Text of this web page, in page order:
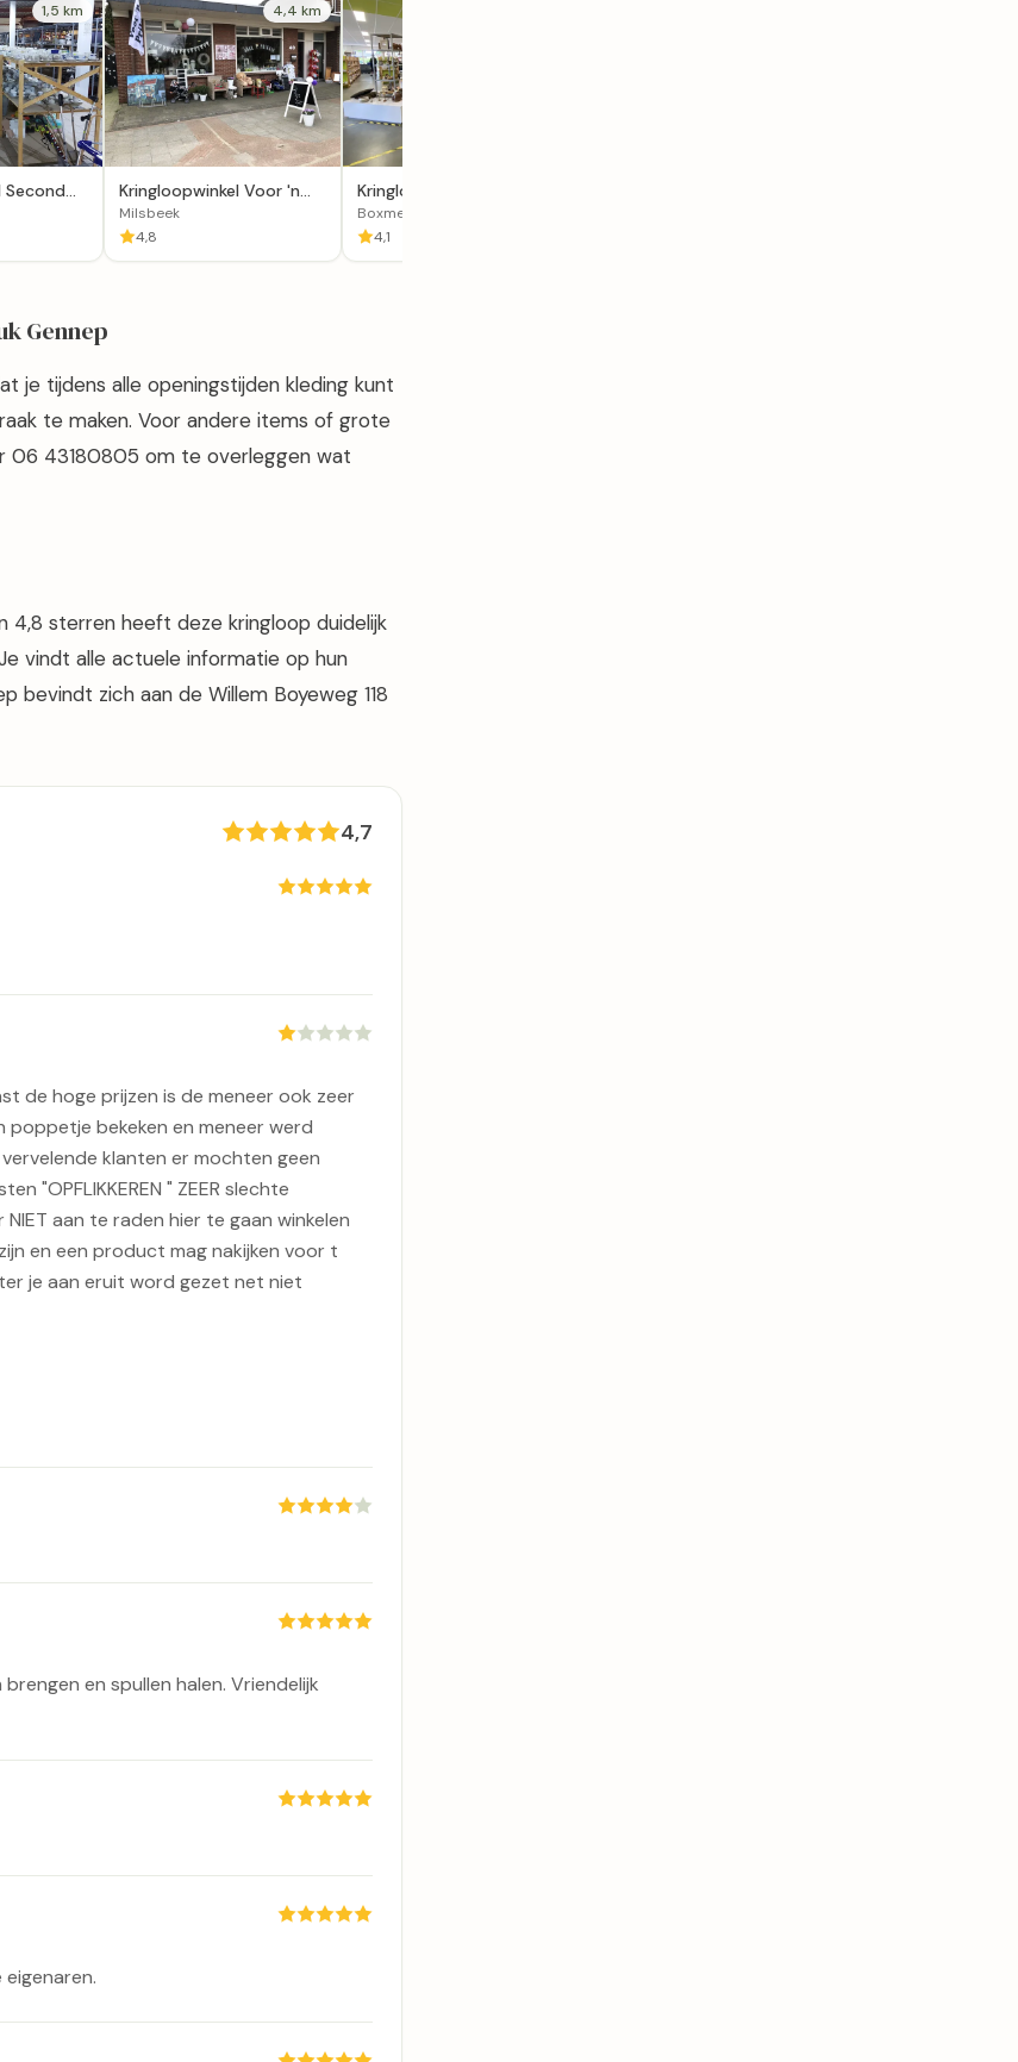
1,5 km
Second
4,4 km
Kringloopwinkel Voor 'n
Prikkie Milsbeek
Milsbeek
4,8
Kringloopwinkel Boxmeer
Boxmeer
4,1
Gennep
je tijdens alle openingstijden kleding kunt
te maken. Voor andere items of grote
06 43180805 om te overleggen wat
4,8 sterren heeft deze kringloop duidelijk
vindt alle actuele informatie op hun
bevindt zich aan de Willem Boyeweg 118
4,7
de hoge prijzen is de meneer ook zeer
bekeken en meneer werd
klanten er mochten geen
"OPFLIKKEREN " ZEER slechte
aan te raden hier te gaan winkelen
en een product mag nakijken voor t
je aan eruit word gezet net niet
en spullen halen. Vriendelijk